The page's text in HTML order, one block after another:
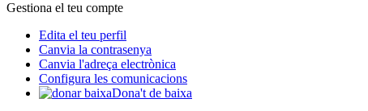
Gestiona el teu compte
Edita el teu perfil
Canvia la contrasenya
Canvia l'adreça electrònica
Configura les comunicacions
Dona't de baixa